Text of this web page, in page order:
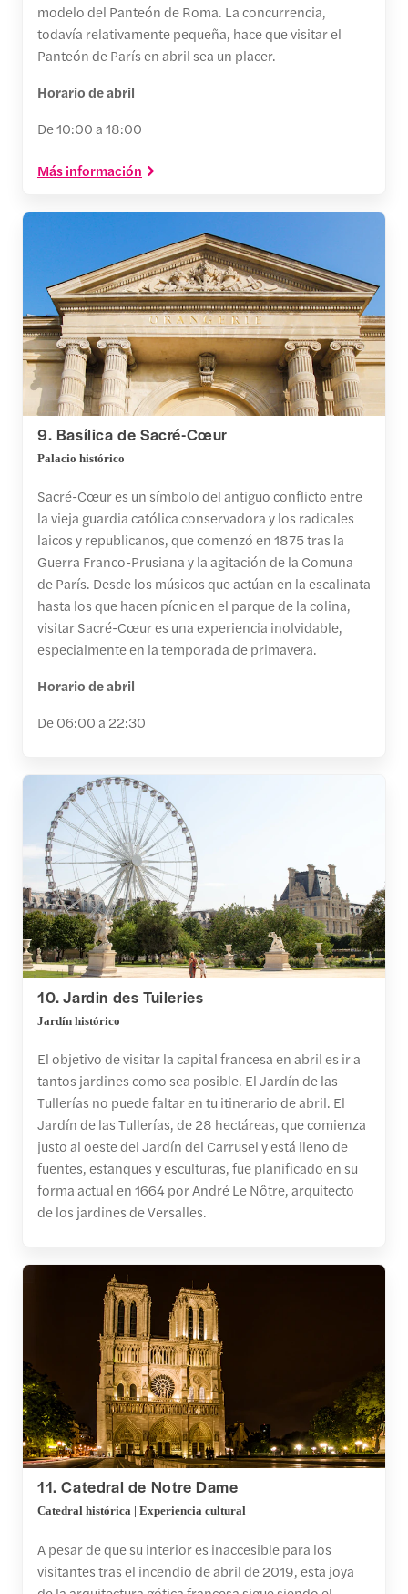
modelo del Panteón de Roma. La concurrencia,
todavía relativamente pequeña, hace que visitar el
Panteón de París en abril sea un placer.
Horario de abril
De 10:00 a 18:00
Más información
9. Basílica de Sacré-Cœur
Palacio histórico
Sacré-Cœur es un símbolo del antiguo conflicto entre
la vieja guardia católica conservadora y los radicales
laicos y republicanos, que comenzó en 1875 tras la
Guerra Franco-Prusiana y la agitación de la Comuna
de París. Desde los músicos que actúan en la escalinata
hasta los que hacen pícnic en el parque de la colina,
visitar Sacré-Cœur es una experiencia inolvidable,
especialmente en la temporada de primavera.
Horario de abril
De 06:00 a 22:30
10. Jardin des Tuileries
Jardín histórico
El objetivo de visitar la capital francesa en abril es ir a
tantos jardines como sea posible. El Jardín de las
Tullerías no puede faltar en tu itinerario de abril. El
Jardín de las Tullerías, de 28 hectáreas, que comienza
justo al oeste del Jardín del Carrusel y está lleno de
fuentes, estanques y esculturas, fue planificado en su
forma actual en 1664 por André Le Nôtre, arquitecto
de los jardines de Versalles.
11. Catedral de Notre Dame
Catedral histórica | Experiencia cultural
A pesar de que su interior es inaccesible para los
visitantes tras el incendio de abril de 2019, esta joya